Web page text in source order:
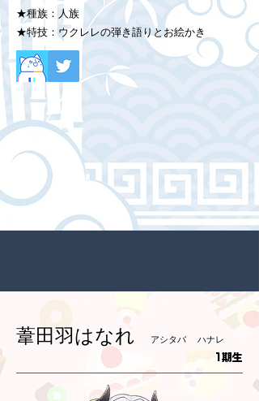
★種族：人族
★特技：ウクレレの弾き語りとお絵かき
葦田羽はなれ アシタバ ハナレ
1期生